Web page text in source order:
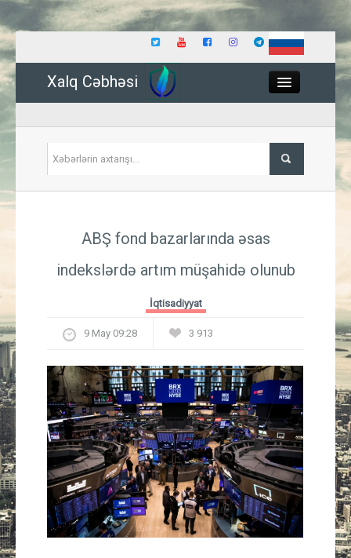
Xalq Cəbhəsi
İqtisadiyyat
Güney Azərbaycan
Mədəniyyət
Müsahibə
İdman
Layihə
ABŞ fond bazarlarında əsas
indekslərdə artım müşahidə olunub
İqtisadiyyat
9 May 09:28 3 913